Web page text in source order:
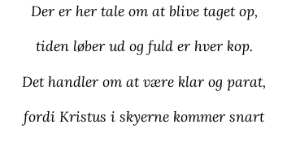
Der er her tale om at blive taget op,
tiden løber ud og fuld er hver kop.
Det handler om at være klar og parat,
fordi Kristus i skyerne kommer snart